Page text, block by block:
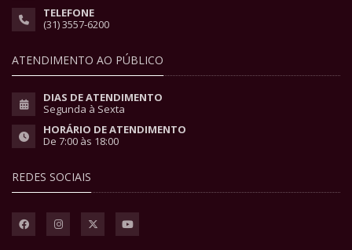
TELEFONE
(31) 3557-6200
ATENDIMENTO AO PÚBLICO
DIAS DE ATENDIMENTO
Segunda à Sexta
HORÁRIO DE ATENDIMENTO
De 7:00 às 18:00
REDES SOCIAIS